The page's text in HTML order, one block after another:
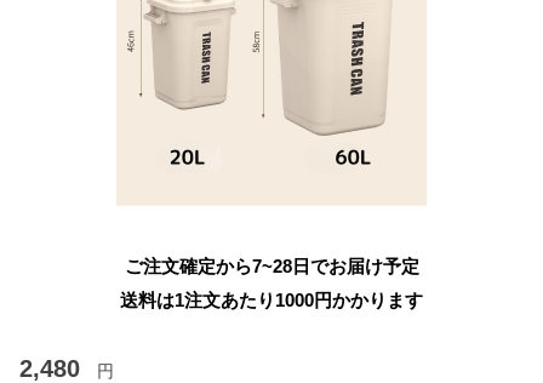
ご注文確定から7~28日でお届け予定
送料は1注文あたり 1000円かかります
2,480 円